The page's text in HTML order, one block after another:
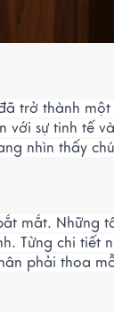
trở thành
với sự tinh tế
nhìn thấy
mắt. Những
Từng chi tiết
phải thoa